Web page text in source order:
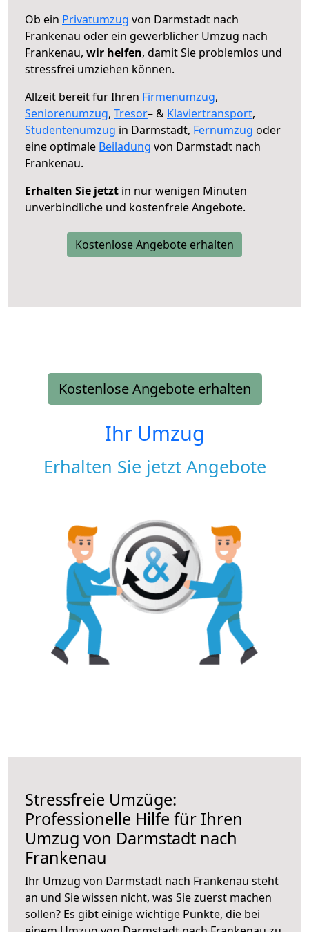
Ob ein Privatumzug von Darmstadt nach
Frankenau oder ein gewerblicher Umzug nach
Frankenau, wir helfen, damit Sie problemlos und
stressfrei umziehen können.
Allzeit bereit für Ihren Firmenumzug,
Seniorenumzug, Tresor– & Klaviertransport,
Studentenumzug in Darmstadt, Fernumzug oder
eine optimale Beiladung von Darmstadt nach
Frankenau.
Erhalten Sie jetzt in nur wenigen Minuten
unverbindliche und kostenfreie Angebote.
Kostenlose Angebote erhalten
Kostenlose Angebote erhalten
Ihr Umzug
Erhalten Sie jetzt Angebote
Stressfreie Umzüge:
Professionelle Hilfe für Ihren
Umzug von Darmstadt nach
Frankenau
Ihr Umzug von Darmstadt nach Frankenau steht
an und Sie wissen nicht, was Sie zuerst machen
sollen? Es gibt einige wichtige Punkte, die bei